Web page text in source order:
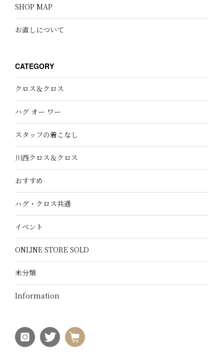
SHOP MAP
お直しについて
CATEGORY
クロス＆クロス
ハグ オー ワー
スタッフの着こなし
川西クロス＆クロス
おすすめ
ハグ・クロス共通
イベント
ONLINE STORE SOLD
未分類
Information